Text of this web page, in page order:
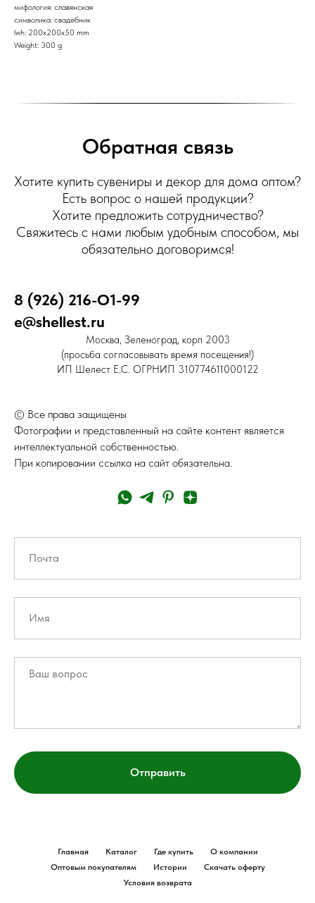
мифология: славянская
символика: свадебник
lwh: 200x200x50 mm
Weight: 300 g
Обратная связь
Хотите купить сувениры и декор для дома оптом?
Есть вопрос о нашей продукции?
Хотите предложить сотрудничество?
Свяжитесь с нами любым удобным способом, мы
обязательно договоримся!
8 (926) 216-О1-99
e@shellest.ru
Москва, Зеленоград, корп 2003
(просьба согласовывать время посещения!)
ИП Шелест Е.С. ОГРНИП 310774611000122
© Все права защищены
Фотографии и представленный на сайте контент является
интеллектуальной собственностью.
При копировании ссылка на сайт обязательна.
Отправить
Главная Каталог Где купить
О компании
Оптовым покупателям
Истории
Скачать оферту
Условия возврата